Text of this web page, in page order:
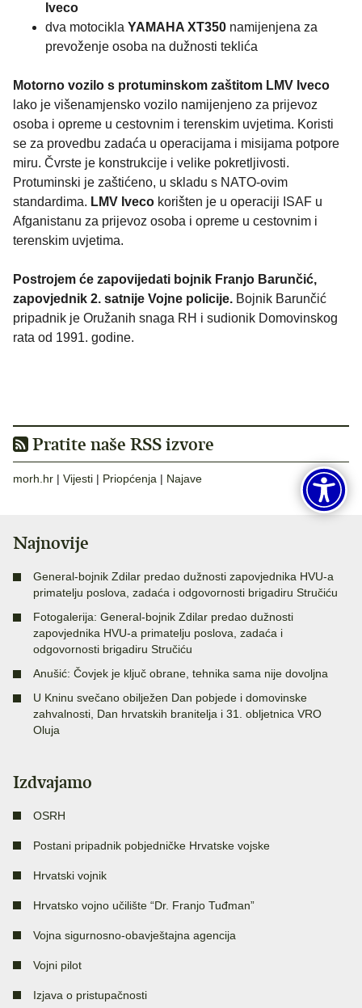
Iveco
dva motocikla YAMAHA XT350 namijenjena za
prevoženje osoba na dužnosti teklića
Motorno vozilo s protuminskom zaštitom LMV Iveco
lako je višenamjensko vozilo namijenjeno za prijevoz
osoba i opreme u cestovnim i terenskim uvjetima. Koristi
se za provedbu zadaća u operacijama i misijama potpore
miru. Čvrste je konstrukcije i velike pokretljivosti.
Protuminski je zaštićeno, u skladu s NATO-ovim
standardima. LMV Iveco korišten je u operaciji ISAF u
Afganistanu za prijevoz osoba i opreme u cestovnim i
terenskim uvjetima.
Postrojem će zapovijedati bojnik Franjo Barunčić,
zapovjednik 2. satnije Vojne policije. Bojnik Barunčić
pripadnik je Oružanih snaga RH i sudionik Domovinskog
rata od 1991. godine.
Pratite naše RSS izvore
morh.hr | Vijesti | Priopćenja | Najave
Najnovije
General-bojnik Zdilar predao dužnosti zapovjednika HVU-a
primatelju poslova, zadaća i odgovornosti brigadiru Stručiću
Fotogalerija: General-bojnik Zdilar predao dužnosti
zapovjednika HVU-a primatelju poslova, zadaća i
odgovornosti brigadiru Stručiću
Anušić: Čovjek je ključ obrane, tehnika sama nije dovoljna
U Kninu svečano obilježen Dan pobjede i domovinske
zahvalnosti, Dan hrvatskih branitelja i 31. obljetnica VRO
Oluja
Izdvajamo
OSRH
Postani pripadnik pobjedničke Hrvatske vojske
Hrvatski vojnik
Hrvatsko vojno učilište “Dr. Franjo Tuđman”
Vojna sigurnosno-obavještajna agencija
Vojni pilot
Izjava o pristupačnosti